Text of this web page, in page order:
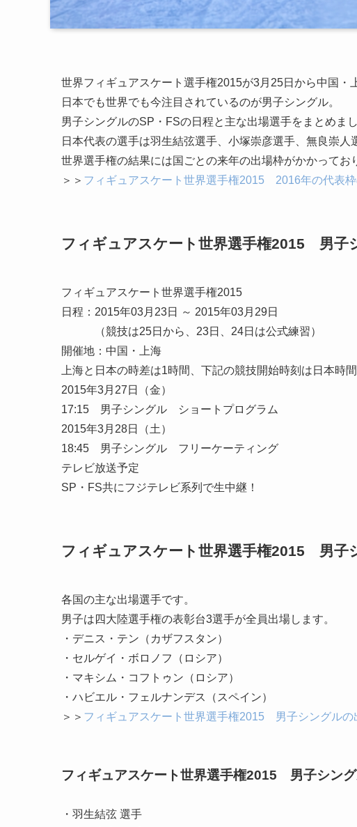
世界フィギュアスケート選手権2015が3月25日から中国・
日本でも世界でも今注目されているのが男子シングル。
男子シングルのSP・FSの日程と主な出場選手をまとめまし
日本代表の選手は羽生結弦選手、小塚崇彦選手、無良崇人
世界選手権の結果には国ごとの来年の出場枠がかかってお
＞＞ フィギュアスケート世界選手権2015 2016年の代表枠
フィギュアスケート世界選手権2015 男
フィギュアスケート世界選手権2015
日程：2015年03月23日 ～ 2015年03月29日
（競技は25日から、23日、24日は公式練習）
開催地：中国・上海
上海と日本の時差は1時間、下記の競技開始時刻は日本時間
2015年3月27日（金）
17:15 男子シングル ショートプログラム
2015年3月28日（土）
18:45 男子シングル フリーケーティング
テレビ放送予定
SP・FS共にフジテレビ系列で生中継！
フィギュアスケート世界選手権2015 男
各国の主な出場選手です。
男子は四大陸選手権の表彰台3選手が全員出場します。
・デニス・テン（カザフスタン）
・セルゲイ・ボロノフ（ロシア）
・マキシム・コフトゥン（ロシア）
・ハビエル・フェルナンデス（スペイン）
＞＞ フィギュアスケート世界選手権2015 男子シングルの
フィギュアスケート世界選手権2015 男子シン
・羽生結弦 選手